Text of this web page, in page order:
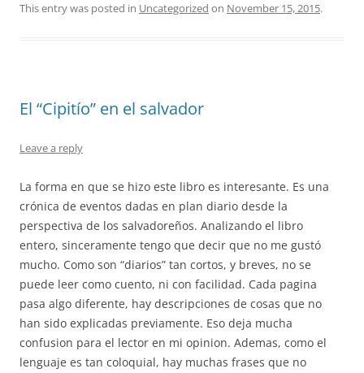
This entry was posted in Uncategorized on November 15, 2015.
El “Cipitío” en el salvador
Leave a reply
La forma en que se hizo este libro es interesante. Es una
crónica de eventos dadas en plan diario desde la
perspectiva de los salvadoreños. Analizando el libro
entero, sinceramente tengo que decir que no me gustó
mucho. Como son “diarios” tan cortos, y breves, no se
puede leer como cuento, ni con facilidad. Cada pagina
pasa algo diferente, hay descripciones de cosas que no
han sido explicadas previamente. Eso deja mucha
confusion para el lector en mi opinion. Ademas, como el
lenguaje es tan coloquial, hay muchas frases que no